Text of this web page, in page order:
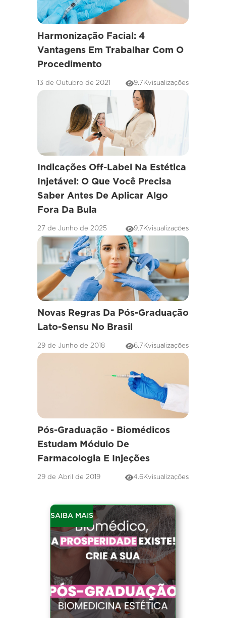
Harmonização Facial: 4
Vantagens Em Trabalhar Com O
Procedimento
13 de Outubro de 2021 9.7Kvisualizações
Indicações Off-Label Na Estética
Injetável: O Que Você Precisa
Saber Antes De Aplicar Algo
Fora Da Bula
27 de Junho de 2025 9.7Kvisualizações
Novas Regras Da Pós-Graduação
Lato-Sensu No Brasil
29 de Junho de 2018 6.7Kvisualizações
Pós-Graduação - Biomédicos
Estudam Módulo De
Farmacologia E Injeções
29 de Abril de 2019 4.6Kvisualizações
SAIBA MAIS